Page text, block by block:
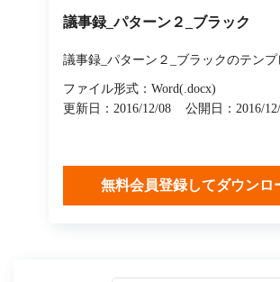
議事録_パターン２_ブラック
議事録_パターン２_ブラックのテン
ファイル形式：Word(.docx)
更新日：2016/12/08
公開日：2016/
無料会員登録してダウンロ